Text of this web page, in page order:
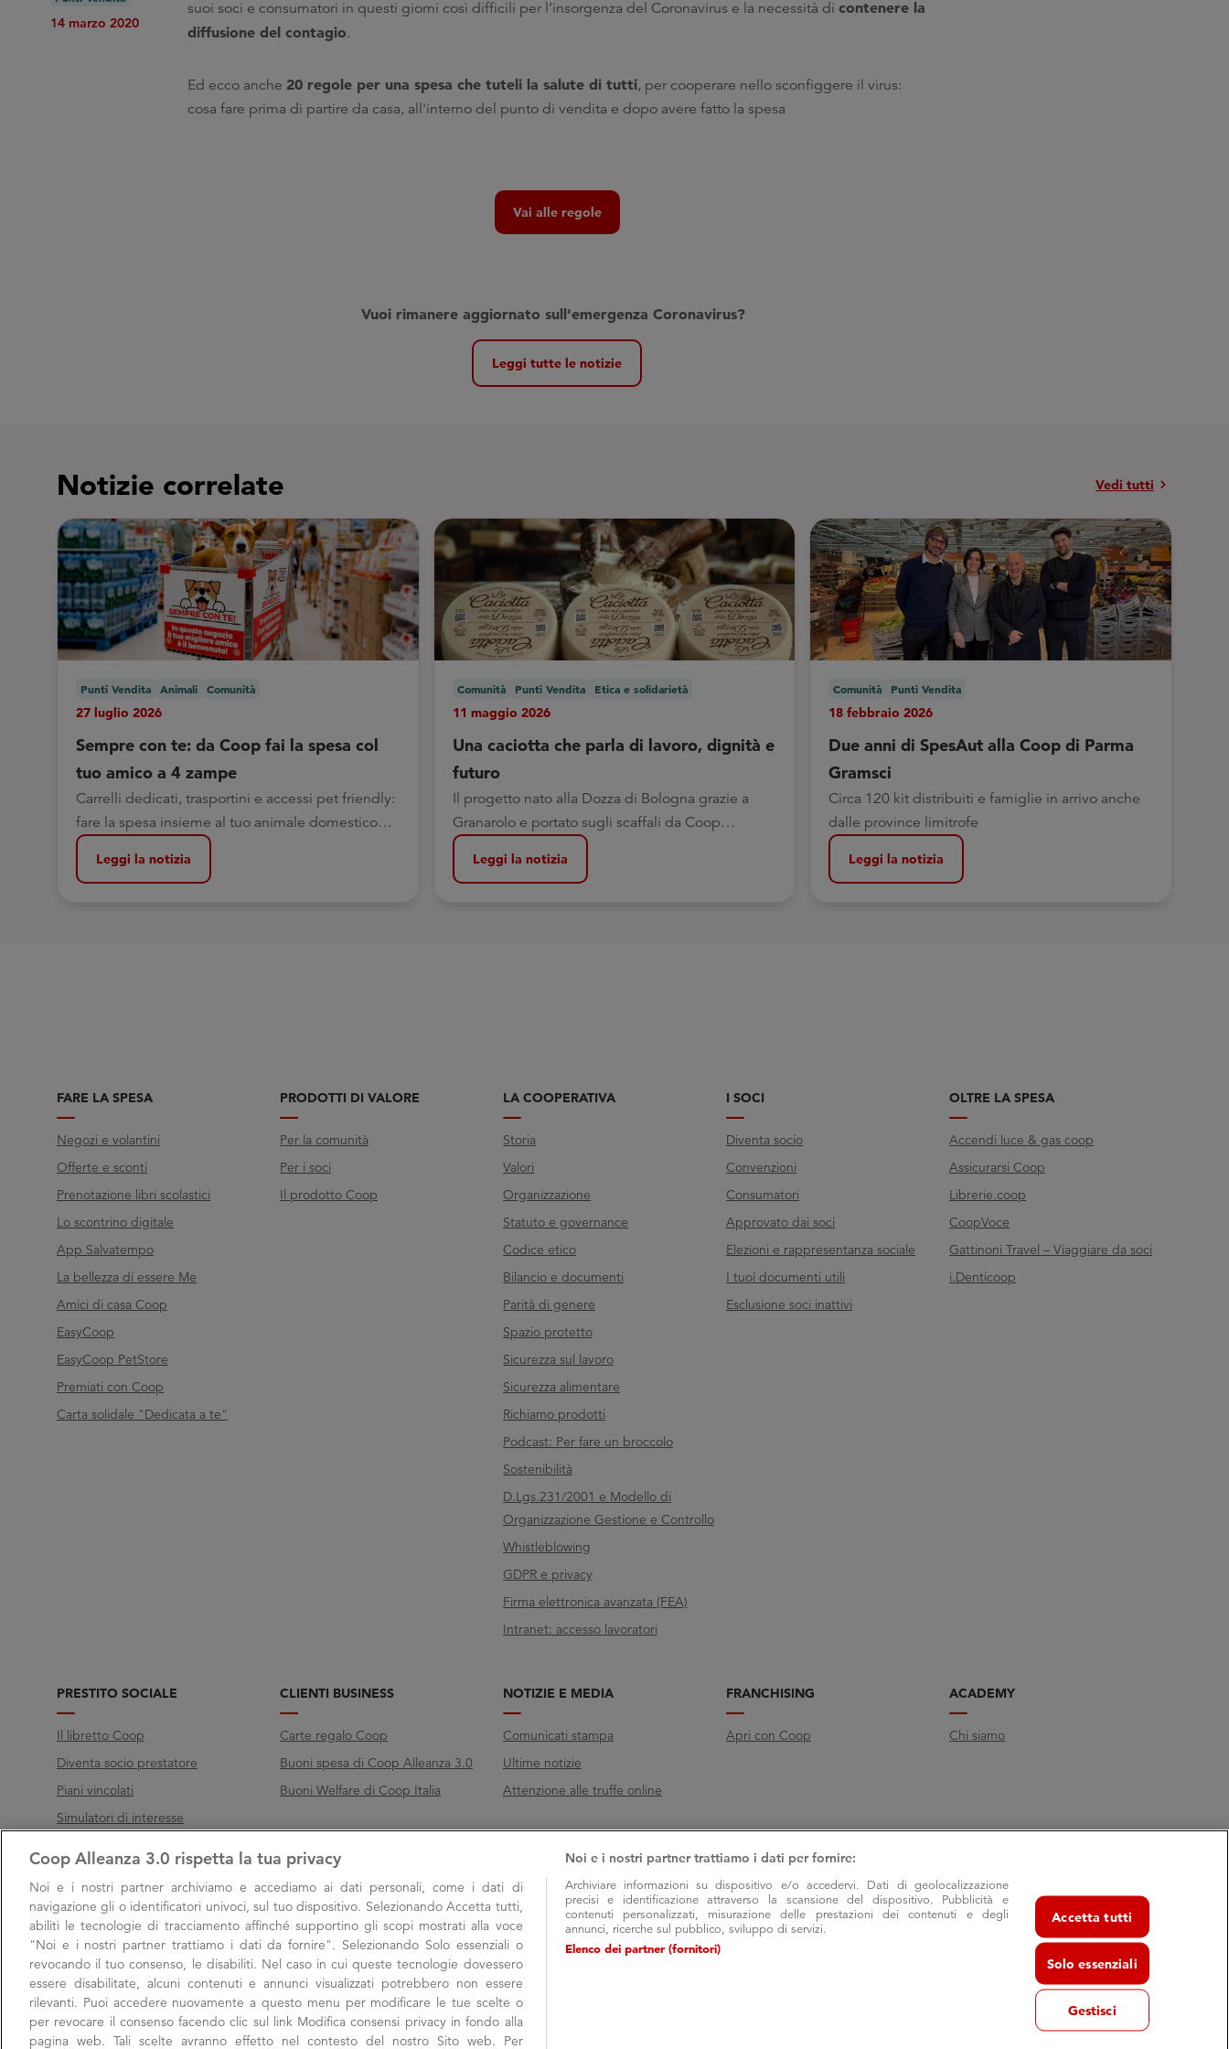
14 marzo 2020
suoi soci e consumatori in questi giorni così difficili per l’insorgenza del Coronavirus e la necessità di contenere la
diffusione del contagio.
Ed ecco anche 20 regole per una spesa che tuteli la salute di tutti, per cooperare nello sconfiggere il virus:
cosa fare prima di partire da casa, all'interno del punto di vendita e dopo avere fatto la spesa
Vai alle regole
Vuoi rimanere aggiornato sull'emergenza Coronavirus?
Leggi tutte le notizie
Notizie correlate Vedi tutti chevron_right
Punti Vendita Animali Comunità
27 luglio 2026
Sempre con te: da Coop fai la spesa col
tuo amico a 4 zampe
Carrelli dedicati, trasportini e accessi pet friendly:
fare la spesa insieme al tuo animale domestico
oggi è ancora più semplice
Leggi la notizia
Comunità Punti Vendita Etica e solidarietà
11 maggio 2026
Una caciotta che parla di lavoro, dignità e
futuro
Il progetto nato alla Dozza di Bologna grazie a
Granarolo e portato sugli scaffali da Coop
Alleanza 3.0: un percorso concreto di formazione,
inclusione e reinserimento attraverso il lavoro.
Leggi la notizia
Comunità Punti Vendita
18 febbraio 2026
Due anni di SpesAut alla Coop di Parma
Gramsci
Circa 120 kit distribuiti e famiglie in arrivo anche
dalle province limitrofe
Leggi la notizia
FARE LA SPESA
Negozi e volantini
Offerte e sconti
Prenotazione libri scolastici
Lo scontrino digitale
App Salvatempo
La bellezza di essere Me
Amici di casa Coop
EasyCoop
EasyCoop PetStore
Premiati con Coop
Carta solidale "Dedicata a te"
PRODOTTI DI VALORE
Per la comunità
Per i soci
Il prodotto Coop
LA COOPERATIVA
Storia
Valori
Organizzazione
Statuto e governance
Codice etico
Bilancio e documenti
Parità di genere
Spazio protetto
Sicurezza sul lavoro
Sicurezza alimentare
Richiamo prodotti
Podcast: Per fare un broccolo
Sostenibilità
D.Lgs.231/2001 e Modello di
Organizzazione Gestione e Controllo
Whistleblowing
GDPR e privacy
Firma elettronica avanzata (FEA)
Intranet: accesso lavoratori
I SOCI
Diventa socio
Convenzioni
Consumatori
Approvato dai soci
Elezioni e rappresentanza sociale
I tuoi documenti utili
Esclusione soci inattivi
OLTRE LA SPESA
Accendi luce & gas coop
Assicurarsi Coop
Librerie.coop
CoopVoce
Gattinoni Travel – Viaggiare da soci
i.Denticoop
PRESTITO SOCIALE
Il libretto Coop
Diventa socio prestatore
Piani vincolati
Simulatori di interesse
CLIENTI BUSINESS
Carte regalo Coop
Buoni spesa di Coop Alleanza 3.0
Buoni Welfare di Coop Italia
NOTIZIE E MEDIA
Comunicati stampa
Ultime notizie
Attenzione alle truffe online
FRANCHISING
Apri con Coop
ACADEMY
Chi siamo
Call800 000 003
Lunedì → Venerdì, 9:00 → 17:00
Sabato, 9:00 → 13:00
COOP ALLEANZA 3.0 Soc. Coop. via Villanova 29/7- 40055 Castenaso (Bo) - frazione Villanova
Coop Alleanza 3.0 rispetta la tua privacy
Noi e i nostri partner archiviamo e accediamo ai dati personali, come i dati di
navigazione gli o identificatori univoci, sul tuo dispositivo. Selezionando Accetta tutti,
abiliti le tecnologie di tracciamento affinché supportino gli scopi mostrati alla voce
"Noi e i nostri partner trattiamo i dati da fornire". Selezionando Solo essenziali o
revocando il tuo consenso, le disabiliti. Nel caso in cui queste tecnologie dovessero
essere disabilitate, alcuni contenuti e annunci visualizzati potrebbero non essere
rilevanti. Puoi accedere nuovamente a questo menu per modificare le tue scelte o
per revocare il consenso facendo clic sul link Modifica consensi privacy in fondo alla
pagina web. Tali scelte avranno effetto nel contesto del nostro Sito web. Per
Noi e i nostri partner trattiamo i dati per fornire:
Archiviare informazioni su dispositivo e/o accedervi. Dati di geolocalizzazione
precisi e identificazione attraverso la scansione del dispositivo. Pubblicità e
contenuti personalizzati, misurazione delle prestazioni dei contenuti e degli
annunci, ricerche sul pubblico, sviluppo di servizi.
Elenco dei partner (fornitori)
Accetta tutti
Solo essenziali
Gestisci